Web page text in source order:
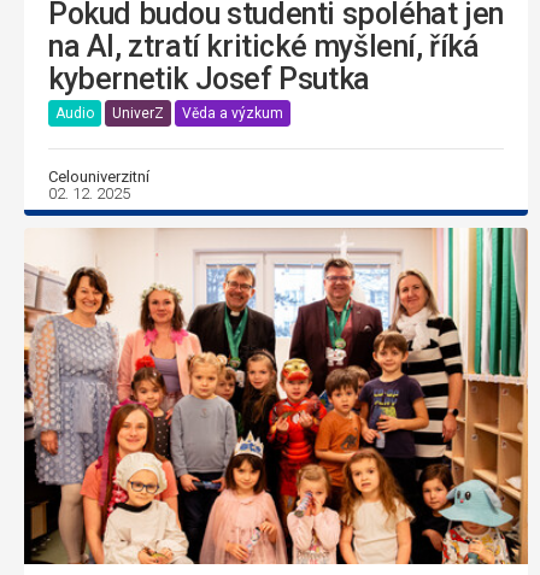
Pokud budou studenti spoléhat jen
na AI, ztratí kritické myšlení, říká
kybernetik Josef Psutka
Audio UniverZ Věda a výzkum
Celouniverzitní
02. 12. 2025